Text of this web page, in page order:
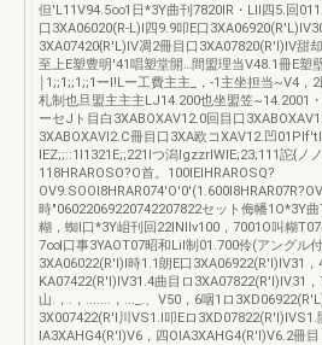
但'L11V94.5∞1日*3Y曲刊7820lR・LII四5.回
口3XA06020(R-L)I四9.9叩E口
3XA07420{R'L)IV凋2冊目口3XA07820(R'l)IV甜
至上E塑豊明'41唱塑堂開…間盟理当V48.1冊E塑
￨1;;1;;1;;1ーI!Lー工費主主_，-1主坐担当~V4，
札制也旦盟主主主LJ14.200也坐盟笠~14.2001
ーセJト目白3XABOXAV12.0回目口
3XABOXAVI2.C冊目口3XA欧コXAV12.凹
lEZ;;::1l1321E;;221lつ潟lgzzrlWlE;23;111詑{ノ
118HRAROSO?O首。100IElHRAROSQ?
時"06022069220742207822セット侮幡1O*3Y曲
糊，蜘l口*3Y岨刊回22INllv100，7001O叫糊
7∞l口事3YAOT07昭和LiI制01.700伶(アングル
3XA06022(R'l)I時1.1朗E口3XA06922(R'l)IV31，
KA07422(R'l)IV31.4曲目ロ3XA07822(R'l)IV31，
山.，.，.......，..._.、V50，6咽1ロ
3X007422(R'l川VS1.l叩Eロ3XD07822(R'l)IVS1.
IA3XAHG4(R'l)V6，四OIA3XAHG4(R'l)V6.2冊目